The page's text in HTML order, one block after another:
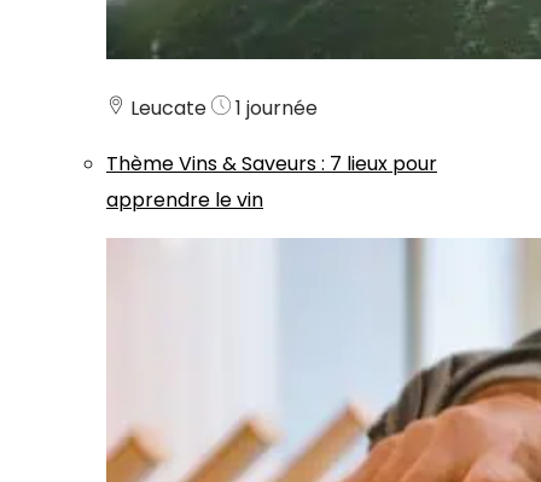
Leucate
1 journée
ThèmeVins & Saveurs: 7 lieux pour
apprendre le vin